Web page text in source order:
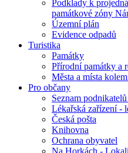
Podklady k
památkové zóny
Územní plán
Evidence odpadů
Turistika
Památky
Přírodní památky a
Města a místa
Pro občany
Seznam
Lékařská zařízení -
Česká pošta
Knihovna
Ochrana obyvatel
Na Horkách -